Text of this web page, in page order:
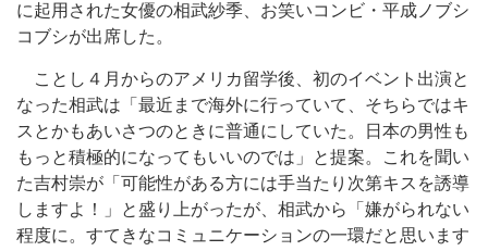
に起用された女優の相武紗季、お笑いコンビ・平成ノブシ
コブシが出席した。
ことし４月からのアメリカ留学後、初のイベント出演と
なった相武は「最近まで海外に行っていて、そちらではキ
スとかもあいさつのときに普通にしていた。日本の男性も
もっと積極的になってもいいのでは」と提案。これを聞い
た吉村崇が「可能性がある方には手当たり次第キスを誘導
しますよ！」と盛り上がったが、相武から「嫌がられない
程度に。すてきなコミュニケーションの一環だと思います